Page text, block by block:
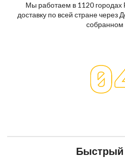
Мы работаем в 1120 городах
доставку по всей стране
собранном
Быстрый